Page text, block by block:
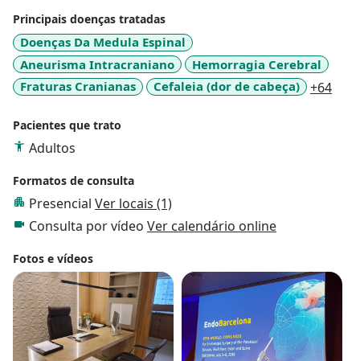
Principais doenças tratadas
Doenças Da Medula Espinal
Aneurisma Intracraniano
Hemorragia Cerebral
Fraturas Cranianas
Cefaleia (dor de cabeça) +64
Pacientes que trato
Adultos
Formatos de consulta
Presencial Ver locais (1)
Consulta por vídeo Ver calendário online
Fotos e vídeos